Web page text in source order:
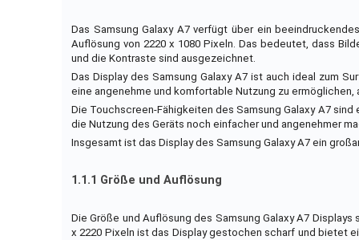
Das Samsung Galaxy A7 verfügt über ein
Auflösung von 2220 x 1080 Pixeln. Das bedeutet, dass
und die Kontraste sind ausgezeichnet.
Das Display des Samsung Galaxy A7 ist auch ideal zum
eine angenehme und komfortable Nutzung zu
Die Touchscreen-Fähigkeiten des Samsung Galaxy A7
die Nutzung des Geräts noch einfacher und angenehmer
Insgesamt ist das Display des Samsung Galaxy A7 ein
1.1.1 Größe und Auflösung
Die Größe und Auflösung des Samsung Galaxy A7
x 2220 Pixeln ist das Display gestochen scharf und bietet